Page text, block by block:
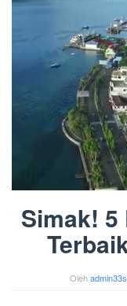
Simak!
Oleh